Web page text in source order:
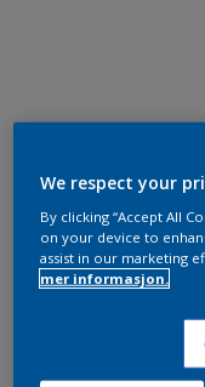
We respect your
By clicking “Accept All
on your device to
assist in our marketing
mer informasjon.